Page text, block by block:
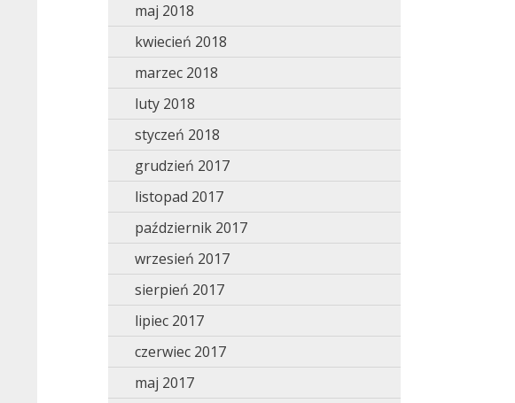
maj 2018
kwiecień 2018
marzec 2018
luty 2018
styczeń 2018
grudzień 2017
listopad 2017
październik 2017
wrzesień 2017
sierpień 2017
lipiec 2017
czerwiec 2017
maj 2017